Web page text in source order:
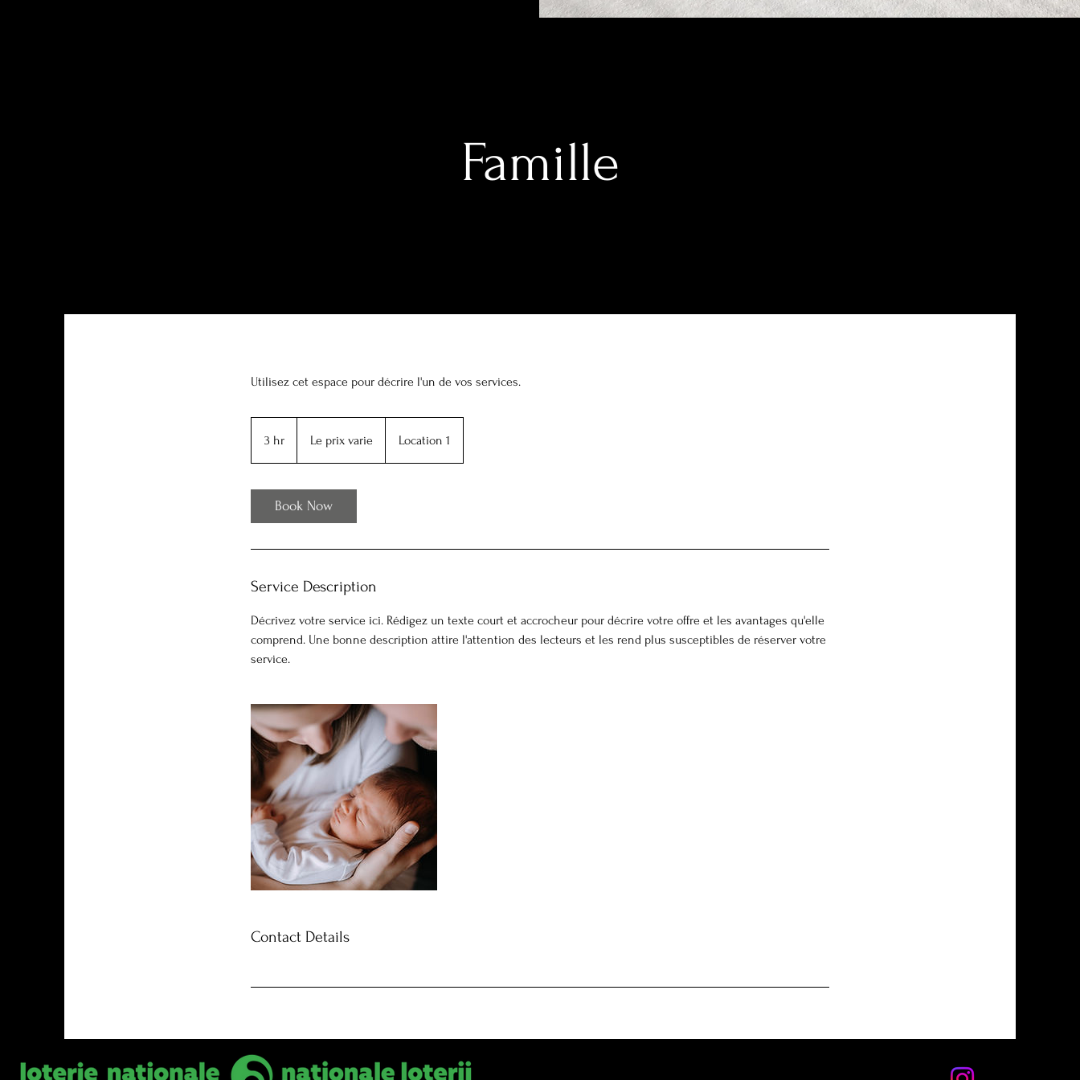
Famille
Utilisez cet espace pour décrire l'un de vos services.
3 hr
h
Le prix varie Location 1
Book Now
Service Description
Décrivez votre service ici. Rédigez un texte court et accrocheur pour décrire votre offre et les avantages qu'elle
comprend. Une bonne description attire l'attention des lecteurs et les rend plus susceptibles de réserver votre
service.
Contact Details